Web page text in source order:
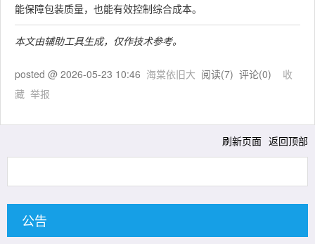
能保障包装质量，也能有效控制综合成本。
本文由辅助工具生成，仅作技术参考。
posted @ 2026-05-23 10:46 海棠依旧大 阅读(7) 评论(0) 收
藏 举报
刷新页面 返回顶部
公告